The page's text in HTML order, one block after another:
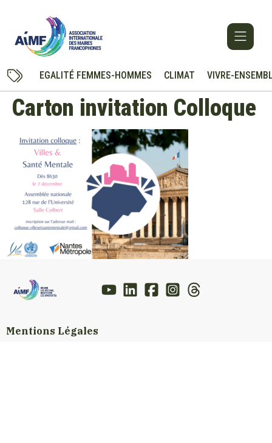
EGALITÉ FEMMES-HOMMES CLIMAT VIVRE-
Carton invitation Colloque
Mentions Légales